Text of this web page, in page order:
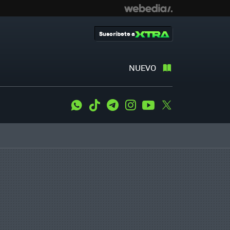
NUEVO
Suscríbete a
WhatsApp
Tiktok TelegramInstagramYoutube